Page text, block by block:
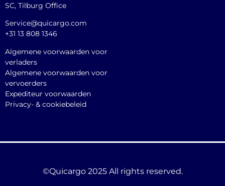
SC, Tilburg Office
Service@quicargo.com
+31 13 808 1346
Algemene voorwaarden voor
verladers
Algemene voorwaarden voor
vervoerders
Expediteur voorwaarden
Privacy- & cookiebeleid
©Quicargo 2025 All rights reserved.